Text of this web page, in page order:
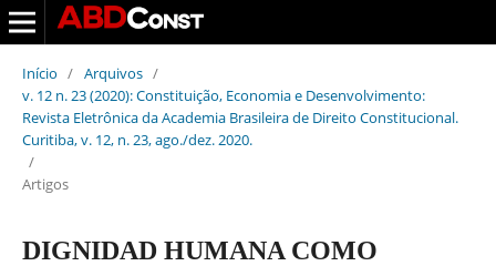
Início / Arquivos /
v. 12 n. 23 (2020): Constituição, Economia e Desenvolvimento:
Revista Eletrônica da Academia Brasileira de Direito Constitucional.
Curitiba, v. 12, n. 23, ago./dez. 2020.
/
Artigos
DIGNIDAD HUMANA COMO